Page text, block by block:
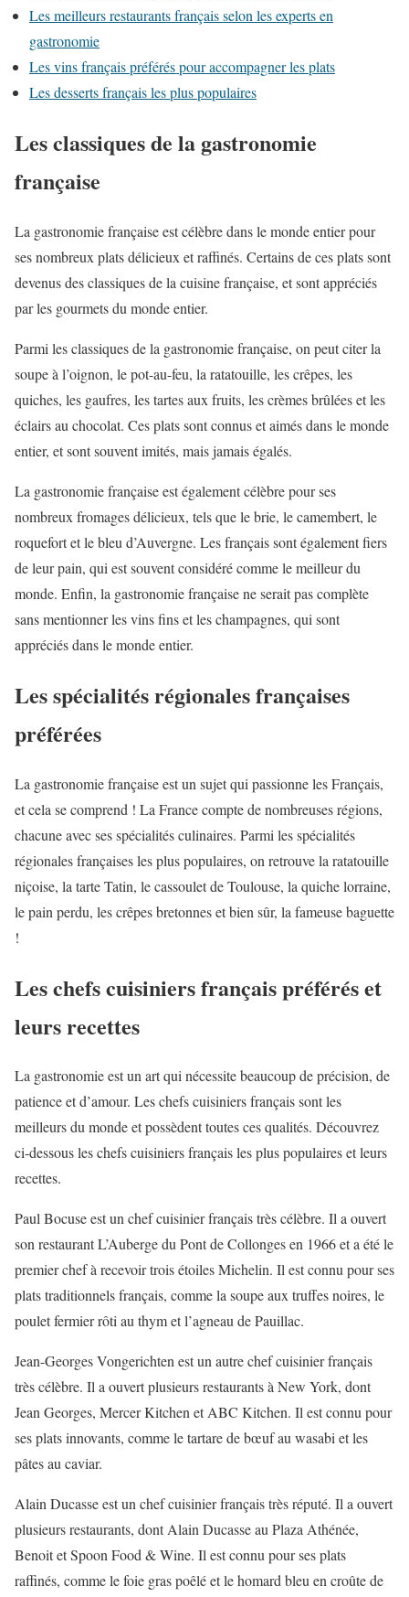
Les meilleurs restaurants français selon les experts en
gastronomie
Les vins français préférés pour accompagner les plats
Les desserts français les plus populaires
Les classiques de la gastronomie
française
La gastronomie française est célèbre dans le monde entier pour
ses nombreux plats délicieux et raffinés. Certains de ces plats sont
devenus des classiques de la cuisine française, et sont appréciés
par les gourmets du monde entier.
Parmi les classiques de la gastronomie française, on peut citer la
soupe à l’oignon, le pot-au-feu, la ratatouille, les crêpes, les
quiches, les gaufres, les tartes aux fruits, les crèmes brûlées et les
éclairs au chocolat. Ces plats sont connus et aimés dans le monde
entier, et sont souvent imités, mais jamais égalés.
La gastronomie française est également célèbre pour ses
nombreux fromages délicieux, tels que le brie, le camembert, le
roquefort et le bleu d’Auvergne. Les français sont également fiers
de leur pain, qui est souvent considéré comme le meilleur du
monde. Enfin, la gastronomie française ne serait pas complète
sans mentionner les vins fins et les champagnes, qui sont
appréciés dans le monde entier.
Les spécialités régionales françaises
préférées
La gastronomie française est un sujet qui passionne les Français,
et cela se comprend ! La France compte de nombreuses régions,
chacune avec ses spécialités culinaires. Parmi les spécialités
régionales françaises les plus populaires, on retrouve la ratatouille
niçoise, la tarte Tatin, le cassoulet de Toulouse, la quiche lorraine,
le pain perdu, les crêpes bretonnes et bien sûr, la fameuse baguette
!
Les chefs cuisiniers français préférés et
leurs recettes
La gastronomie est un art qui nécessite beaucoup de précision, de
patience et d’amour. Les chefs cuisiniers français sont les
meilleurs du monde et possèdent toutes ces qualités. Découvrez
ci-dessous les chefs cuisiniers français les plus populaires et leurs
recettes.
Paul Bocuse est un chef cuisinier français très célèbre. Il a ouvert
son restaurant L’Auberge du Pont de Collonges en 1966 et a été le
premier chef à recevoir trois étoiles Michelin. Il est connu pour ses
plats traditionnels français, comme la soupe aux truffes noires, le
poulet fermier rôti au thym et l’agneau de Pauillac.
Jean-Georges Vongerichten est un autre chef cuisinier français
très célèbre. Il a ouvert plusieurs restaurants à New York, dont
Jean Georges, Mercer Kitchen et ABC Kitchen. Il est connu pour
ses plats innovants, comme le tartare de bœuf au wasabi et les
pâtes au caviar.
Alain Ducasse est un chef cuisinier français très réputé. Il a ouvert
plusieurs restaurants, dont Alain Ducasse au Plaza Athénée,
Benoit et Spoon Food & Wine. Il est connu pour ses plats
raffinés, comme le foie gras poêlé et le homard bleu en croûte de